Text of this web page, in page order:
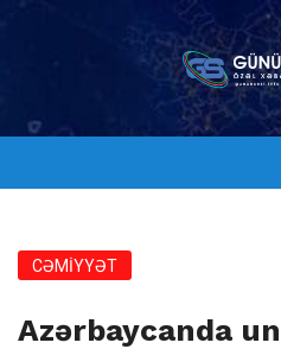
CƏMİYYƏT
Azərbaycanda